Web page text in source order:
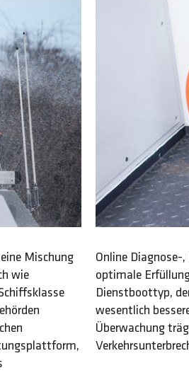
Mischung
wie
Online
optimale
Dienstboottyp,
wesentlich
Überwachung